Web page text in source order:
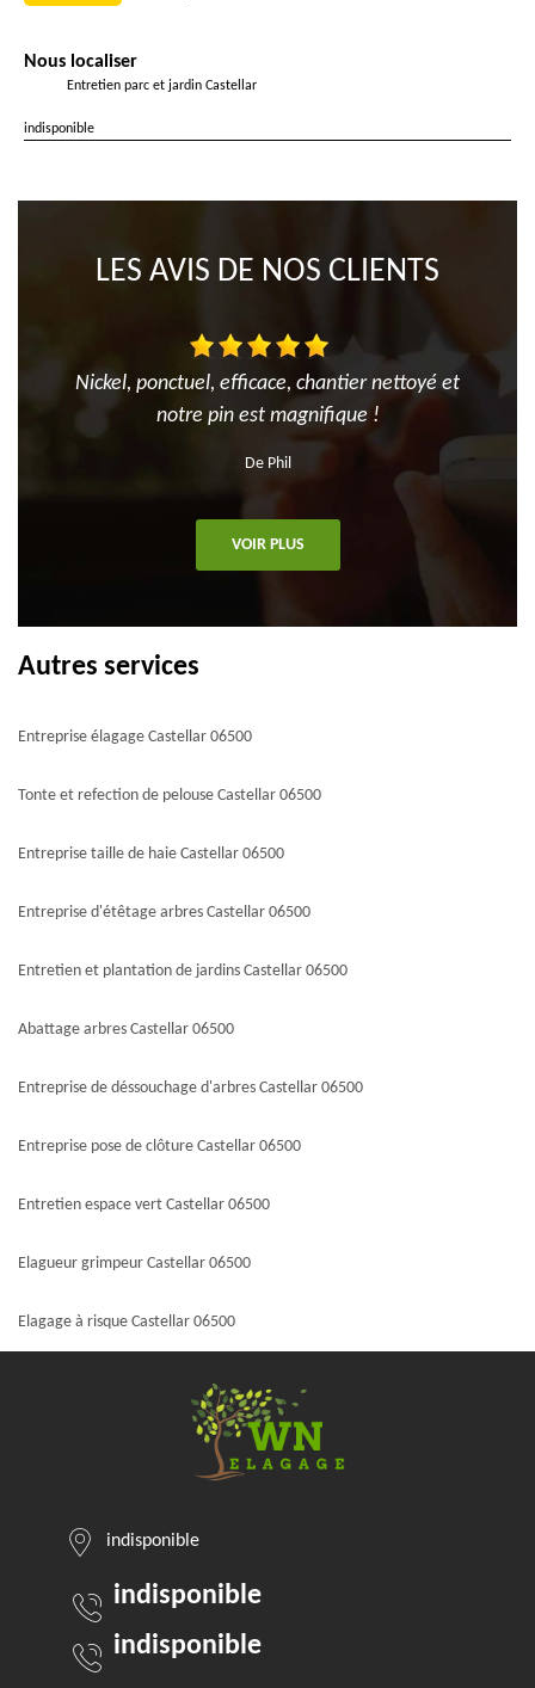
Nous localiser
Entretien parc et jardin Castellar
indisponible
LES AVIS DE NOS CLIENTS
Nickel, ponctuel, efficace, chantier nettoyé et
notre pin est magnifique !
De Phil
VOIR PLUS
Autres services
Entreprise élagage Castellar 06500
Tonte et refection de pelouse Castellar 06500
Entreprise taille de haie Castellar 06500
Entreprise d'étêtage arbres Castellar 06500
Entretien et plantation de jardins Castellar 06500
Abattage arbres Castellar 06500
Entreprise de déssouchage d'arbres Castellar 06500
Entreprise pose de clôture Castellar 06500
Entretien espace vert Castellar 06500
Elagueur grimpeur Castellar 06500
Elagage à risque Castellar 06500
indisponible
indisponible
indisponible